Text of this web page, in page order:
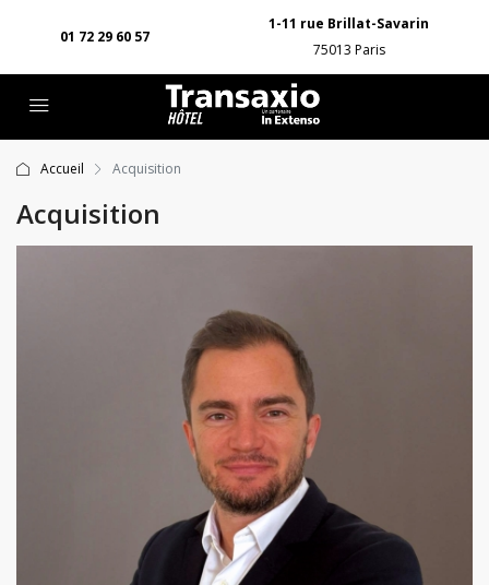
01 72 29 60 57
1-11 rue Brillat-Savarin
75013 Paris
Accueil Acquisition
Acquisition